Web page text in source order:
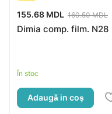
155.68 MDL 160.50 MDL
Dimia comp. film. N28
În stoc
Adaugă in coş